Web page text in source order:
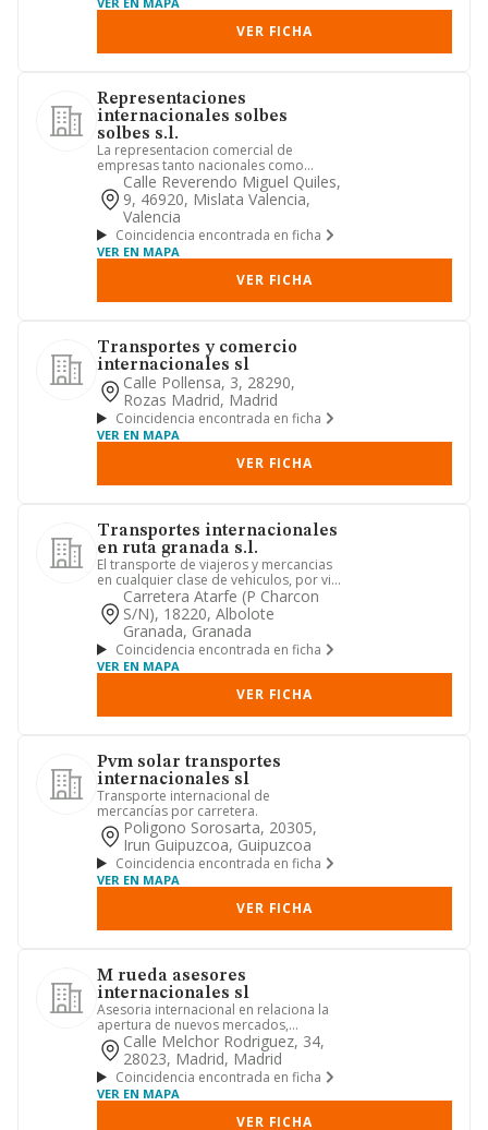
VER FICHA
Representaciones
internacionales solbes
solbes s.l.
La representacion comercial de
empresas tanto nacionales como
extranjeras asi como la venta al por ...
Calle Reverendo Miguel Quiles,
9, 46920, Mislata Valencia,
Valencia
Coincidencia encontrada en ficha
VER EN MAPA
VER FICHA
Transportes y comercio
internacionales sl
Calle Pollensa, 3, 28290,
Rozas Madrid, Madrid
Coincidencia encontrada en ficha
VER EN MAPA
VER FICHA
Transportes internacionales
en ruta granada s.l.
El transporte de viajeros y mercancias
en cualquier clase de vehiculos, por via
terrestre, maritima...
Carretera Atarfe (p Charcon
S/n), 18220, Albolote
Granada, Granada
Coincidencia encontrada en ficha
VER EN MAPA
VER FICHA
Pvm solar transportes
internacionales sl
Transporte internacional de
mercancías por carretera.
Poligono Sorosarta, 20305,
Irun Guipuzcoa, Guipuzcoa
Coincidencia encontrada en ficha
VER EN MAPA
VER FICHA
M rueda asesores
internacionales sl
Asesoria internacional en relaciona la
apertura de nuevos mercados,
expansion de sociedades y adqui...
Calle Melchor Rodriguez, 34,
28023, Madrid, Madrid
Coincidencia encontrada en ficha
VER EN MAPA
VER FICHA